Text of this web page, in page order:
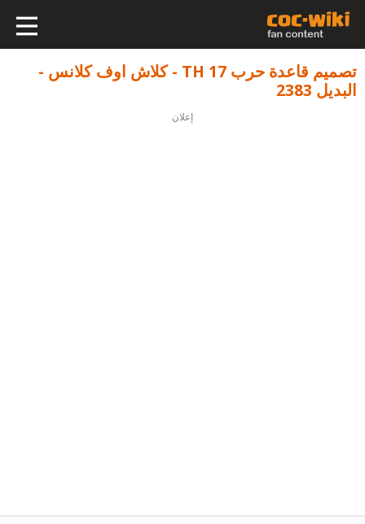
تصميم قاعدة حرب TH 17 - كلاش اوف كلانس -
البديل 2383
إعلان